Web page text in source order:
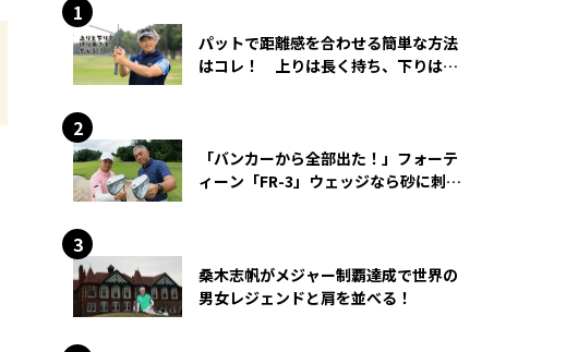
パットで距離感を合わせる簡単な方法
はコレ！ 上りは長く持ち、下りは短
「バンカーから全部出た！」フォーテ
ィーン「FR-3」ウェッジなら砂に刺さ
桑木志帆がメジャー制覇達成で世界の
男女レジェンドと肩を並べる！